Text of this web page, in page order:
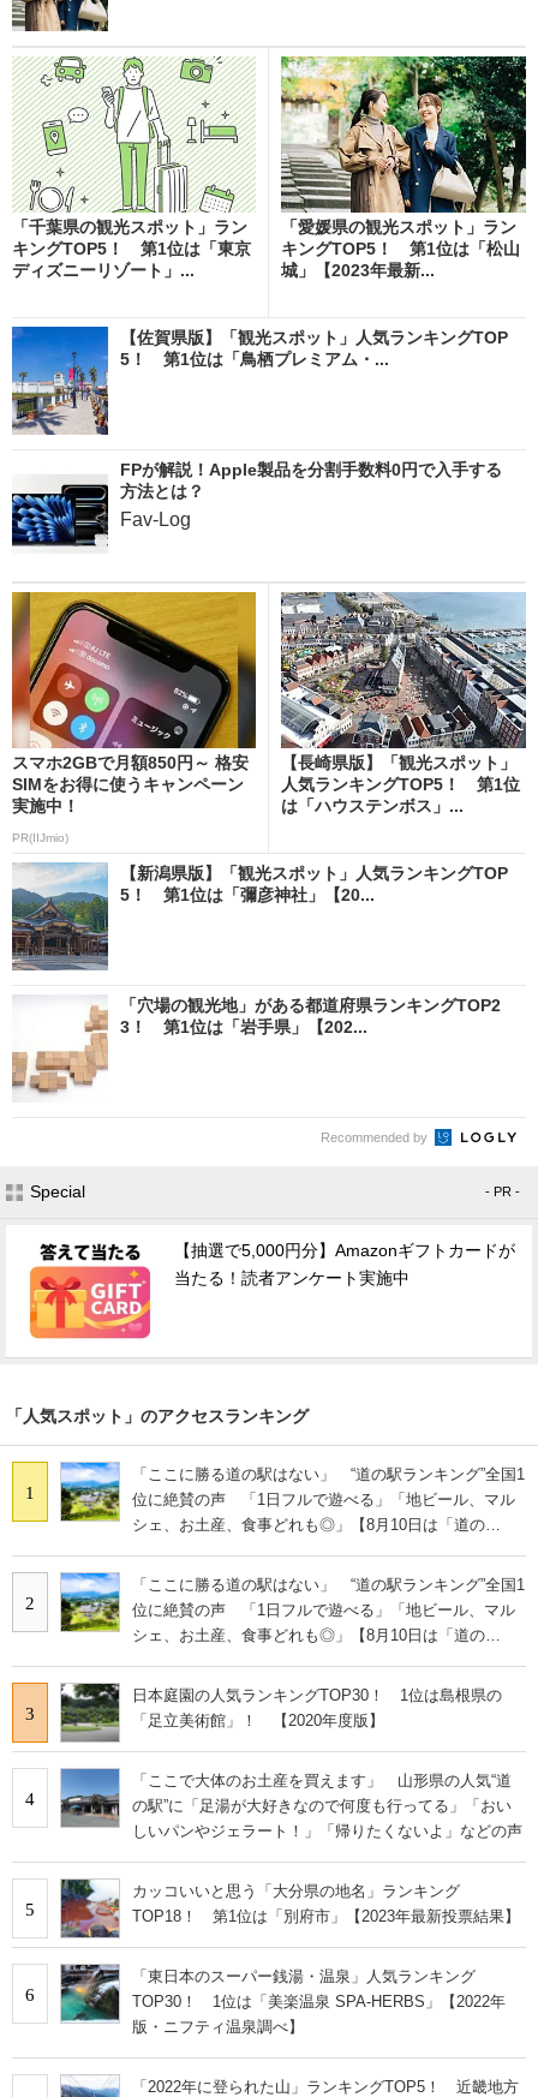
「千葉県の観光スポット」ラン
キングTOP5！ 第1位は「東京
ディズニーリゾート」...
「愛媛県の観光スポット」ラン
キングTOP5！ 第1位は「松山
城」【2023年最新...
【佐賀県版】「観光スポット」人気ランキングTOP
5！ 第1位は「鳥栖プレミアム・...
FPが解説！Apple製品を分割手数料0円で入手する
方法とは？
Fav-Log
スマホ2GBで月額850円～ 格安
SIMをお得に使うキャンペーン
実施中！
PR(IIJmio)
【長崎県版】「観光スポット」
人気ランキングTOP5！ 第1位
は「ハウステンボス」...
【新潟県版】「観光スポット」人気ランキングTOP
5！ 第1位は「彌彦神社」【20...
「穴場の観光地」がある都道府県ランキングTOP2
3！ 第1位は「岩手県」【202...
Recommended by
Special - PR -
【抽選で5,000円分】Amazonギフトカードが
当たる！読者アンケート実施中
「人気スポット」のアクセスランキング
1
「ここに勝る道の駅はない」 “道の駅ランキング”全国1
位に絶賛の声 「1日フルで遊べる」「地ビール、マル
シェ、お土産、食事どれも◎」【8月10日は「道の
2
「ここに勝る道の駅はない」 “道の駅ランキング”全国1
位に絶賛の声 「1日フルで遊べる」「地ビール、マル
シェ、お土産、食事どれも◎」【8月10日は「道の
3
日本庭園の人気ランキングTOP30！ 1位は島根県の
「足立美術館」！ 【2020年度版】
4
「ここで大体のお土産を買えます」 山形県の人気“道
の駅”に「足湯が大好きなので何度も行ってる」「おい
しいパンやジェラート！」「帰りたくないよ」などの声
5
カッコいいと思う「大分県の地名」ランキング
TOP18！ 第1位は「別府市」【2023年最新投票結果】
6
「東日本のスーパー銭湯・温泉」人気ランキング
TOP30！ 1位は「美楽温泉 SPA-HERBS」【2022年
版・ニフティ温泉調べ】
「2022年に登られた山」ランキングTOP5！ 近畿地方